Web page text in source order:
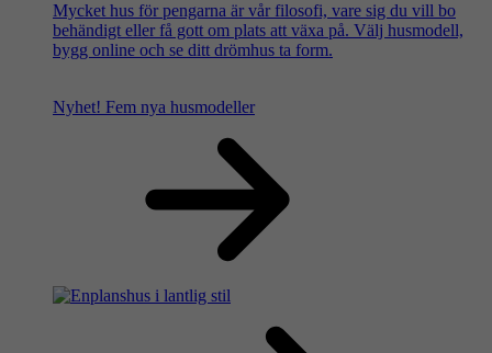
Mycket hus för pengarna är vår filosofi, vare sig du vill bo
behändigt eller få gott om plats att växa på. Välj husmodell,
bygg online och se ditt drömhus ta form.
Nyhet! Fem nya husmodeller